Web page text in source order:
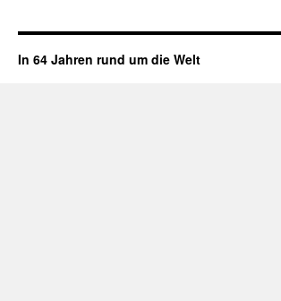
In 64 Jahren rund um die Welt